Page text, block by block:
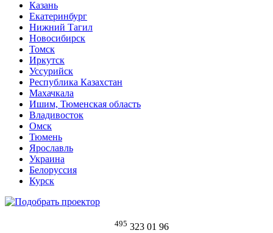
Казань
Екатеринбург
Нижний Тагил
Новосибирск
Томск
Иркутск
Уссурийск
Республика Казахстан
Махачкала
Ишим, Тюменская область
Владивосток
Омск
Тюмень
Ярославль
Украина
Белоруссия
Курск
495 323 01 96